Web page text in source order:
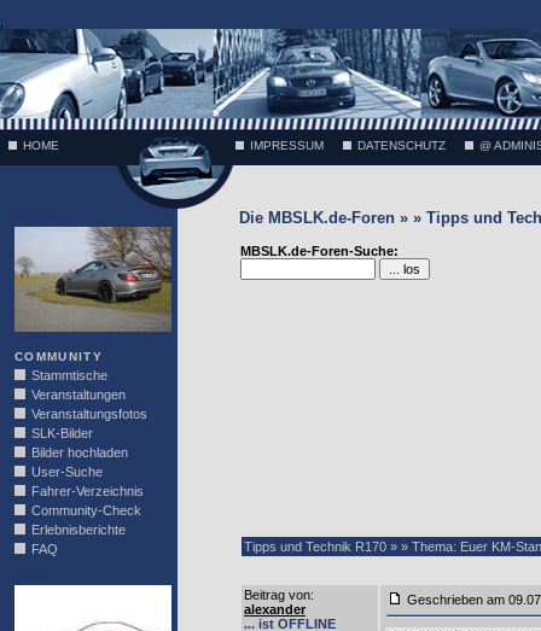
;
HOME IMPRESSUM DATENSCHUTZ @
COMMUNITY
Stammtische
Veranstaltungen
Veranstaltungsfotos
SLK-Bilder
Bilder hochladen
User-Suche
Fahrer-Verzeichnis
Community-Check
Erlebnisberichte
FAQ
Die MBSLK.de-Foren » » Tipps und
MBSLK.de-Foren-Suche:
Tipps und Technik R170 » » Thema: Euer KM-
Beitrag von:
alexander
... ist OFFLINE
Geschrieben am